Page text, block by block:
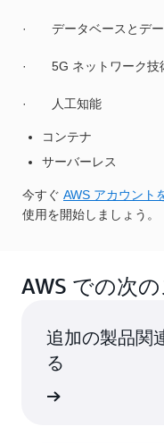
· データベースとデー
· 5G ネットワーク技
· 人工知能
コンテナ
サーバーレス
今すぐ AWS アカウント
使用を開始しましょう。
AWS での次
追加の製品関
る